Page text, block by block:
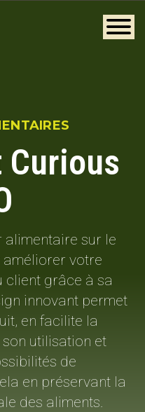
Curious
alimentaire sur le
votre
client grâce à sa
innovant permet
en facilite la
utilisation et
de
en préservant la
des aliments.